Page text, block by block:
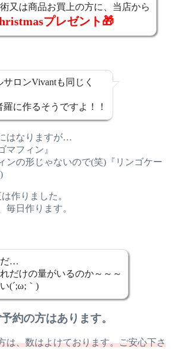
又は商品お買上の方に、当店から
プレゼント🎁
ロンVivantも同じく
に作るそうですよ！！
はなりますが…
マフィン』
ンの形じゃないので(笑)『リンゴケー
作りました。
毎日作ります。
だ…
だけの量がいるのか～～～
(´;ω;｀)
約の方はあります。
は、数はよけております。ご安心下さ